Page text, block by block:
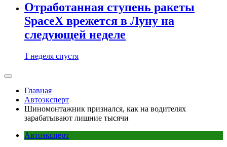
Отработанная ступень ракеты
SpaceX врежется в Луну на
следующей неделе
1 неделя спустя
Главная
Автоэксперт
Шиномонтажник признался, как на водителях
зарабатывают лишние тысячи
Автоэксперт